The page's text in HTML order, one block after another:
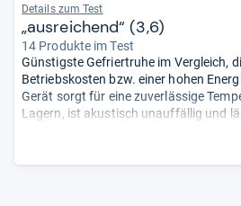
Details zum Test
„ausreichend“ (3,6)
14 Produkte im Test
Günstigste Gefriertruhe im Vergleich,
Betriebskosten bzw. einer hohen
Gerät sorgt für eine zuverlässige
Lagern, ist akustisch unauffällig und
Beim Einfrieren lässt die Privileg-
der Gesamtnote verursacht das